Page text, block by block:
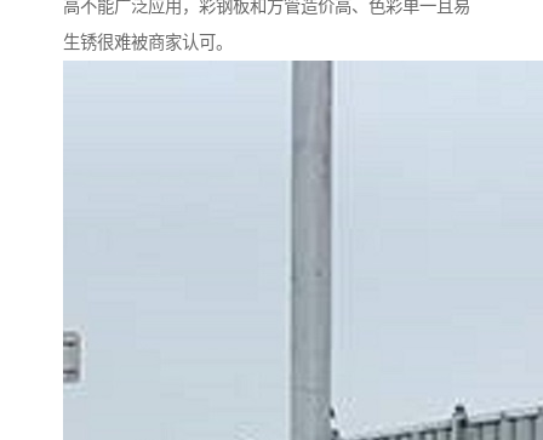
高不能广泛应用，彩钢板和方管造价高、色彩单一且易
生锈很难被商家认可。